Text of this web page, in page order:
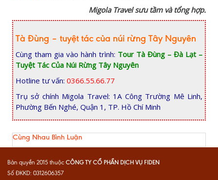
Migola Travel sưu tầm và tổng hợp.
Tà Đùng – tuyệt tác của núi rừng Tây Nguyên
Cùng tham gia vào hành trình: Tour Tà Đùng – Đà Lạt –
Tuyệt Tác Của Núi Rừng Tây Nguyên
Hotline tư vấn: 0366.55.66.77
Trụ sở chính Migola Travel: 1A Công Trường Mê Linh,
Phường Bến Nghé, Quận 1, TP. Hồ Chí Minh
Cùng Nhau Bình Luận
Bản quyền 2015 thuộc CÔNG TY CỔ PHẦN DỊCH VỤ FIDEN
Số ĐKKD: 0312606357